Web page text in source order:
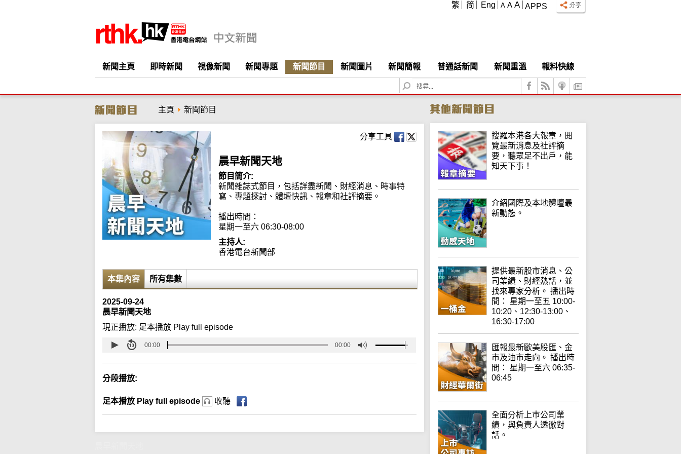
APPS
A A A
繁 简 Eng
新聞主頁 即時新聞 視像新聞 新聞專題 新聞節目 新聞圖片 新聞簡報 普通話新聞 新聞重溫
報料快線
S
e
c
h
主頁 新聞節目
分享工具
晨早新聞天地
節目簡介:
新聞雜誌式節目，包括詳盡新聞、財經消息、時事特
寫、專題探討、體壇快訊、報章和社評摘要。
播出時間：
星期一至六 06:30-08:00
主持人:
香港電台新聞部
本集內容 所有集數
2025-09-24
晨早新聞天地
現正播放: 足本播放 Play full episode
00:00 00:00
分段播放:
足本播放 Play full episode 收聽
搜羅本港各大報章，閱
覽最新消息及社評摘
要，聽眾足不出戶，能
知天下事！
介紹國際及本地體壇最
新動態。
提供最新股市消息、公
司業績、財經熱話，並
找來專家分析。 播出時
間： 星期一至五 10:00-
10:20、12:30-13:00、
16:30-17:00
匯報最新歐美股匯、金
市及油市走向。 播出時
間： 星期一至六 06:35-
06:45
全面分析上巿公司業
績，與負責人透徹對
話。